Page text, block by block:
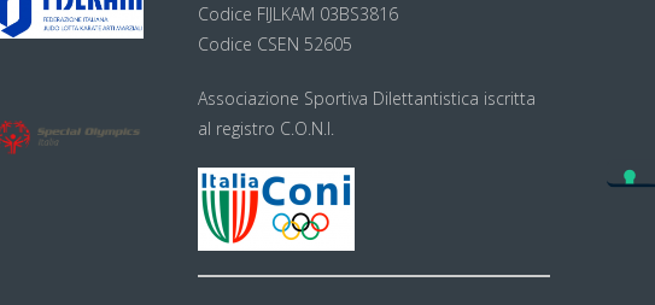
Codice FIJLKAM 03BS3816
Codice CSEN 52605
Associazione Sportiva Dilettantistica iscritta
al registro C.O.N.I.